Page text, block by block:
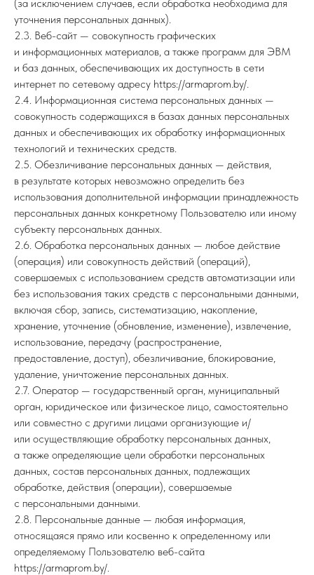
(за исключением случаев, если обработка необходима для
уточнения персональных данных).
2.3. Веб-сайт — совокупность графических
и информационных материалов, а также программ для ЭВМ
и баз данных, обеспечивающих их доступность в сети
интернет по сетевому адресу https://armaprom.by/.
2.4. Информационная система персональных данных —
совокупность содержащихся в базах данных персональных
данных и обеспечивающих их обработку информационных
технологий и технических средств.
2.5. Обезличивание персональных данных — действия,
в результате которых невозможно определить без
использования дополнительной информации принадлежность
персональных данных конкретному Пользователю или иному
субъекту персональных данных.
2.6. Обработка персональных данных — любое действие
(операция) или совокупность действий (операций),
совершаемых с использованием средств автоматизации или
без использования таких средств с персональными данными,
включая сбор, запись, систематизацию, накопление,
хранение, уточнение (обновление, изменение), извлечение,
использование, передачу (распространение,
предоставление, доступ), обезличивание, блокирование,
удаление, уничтожение персональных данных.
2.7. Оператор — государственный орган, муниципальный
орган, юридическое или физическое лицо, самостоятельно
или совместно с другими лицами организующие и/
или осуществляющие обработку персональных данных,
а также определяющие цели обработки персональных
данных, состав персональных данных, подлежащих
обработке, действия (операции), совершаемые
с персональными данными.
2.8. Персональные данные — любая информация,
относящаяся прямо или косвенно к определенному или
определяемому Пользователю веб-сайта
https://armaprom.by/.